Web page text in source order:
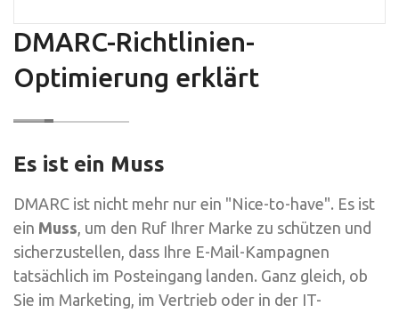
DMARC-Richtlinien-
Optimierung erklärt
Es ist ein Muss
DMARC ist nicht mehr nur ein "Nice-to-have". Es ist
ein Muss , um den Ruf Ihrer Marke zu schützen und
sicherzustellen, dass Ihre E-Mail-Kampagnen
tatsächlich im Posteingang landen. Ganz gleich, ob
Sie im Marketing, im Vertrieb oder in der IT-